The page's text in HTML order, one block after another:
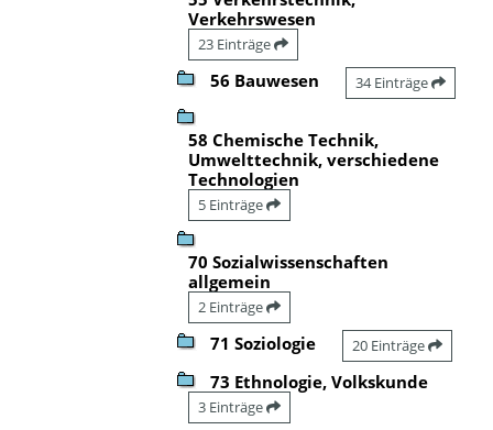
Verkehrswesen
23 Einträge
56 Bauwesen 34 Einträge
58 Chemische Technik,
Umwelttechnik, verschiedene
Technologien
5 Einträge
70 Sozialwissenschaften
allgemein
2 Einträge
71 Soziologie 20 Einträge
73 Ethnologie, Volkskunde
3 Einträge